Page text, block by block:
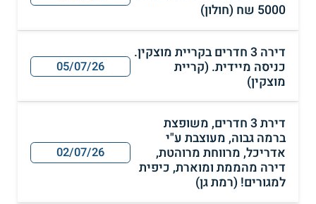
5000 שח (חולון)
דירה 3 חדרים בקריית מוצקין.
כניסה מיידית. (קריית
מוצקין)
05/07/26
דירת 3 חדרים, משופצת
ברמה גבוה, מעוצבת ע"י
אדריכל, מרווחת מרוהטת,
דירה מהממת ומוארת, כיפית
למגורים! (רמת גן)
02/07/26